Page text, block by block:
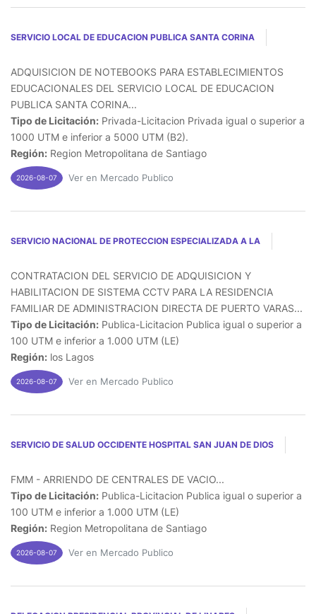
SERVICIO LOCAL DE EDUCACION PUBLICA SANTA CORINA
ADQUISICION DE NOTEBOOKS PARA ESTABLECIMIENTOS
EDUCACIONALES DEL SERVICIO LOCAL DE EDUCACION
PUBLICA SANTA CORINA...
Tipo de Licitación: Privada-Licitacion Privada igual o superior a
1000 UTM e inferior a 5000 UTM (B2).
Región: Region Metropolitana de Santiago
2026-08-07 Ver en Mercado Publico
SERVICIO NACIONAL DE PROTECCION ESPECIALIZADA A LA
CONTRATACION DEL SERVICIO DE ADQUISICION Y
HABILITACION DE SISTEMA CCTV PARA LA RESIDENCIA
FAMILIAR DE ADMINISTRACION DIRECTA DE PUERTO VARAS...
Tipo de Licitación: Publica-Licitacion Publica igual o superior a
100 UTM e inferior a 1.000 UTM (LE)
Región: los Lagos
2026-08-07 Ver en Mercado Publico
SERVICIO DE SALUD OCCIDENTE HOSPITAL SAN JUAN DE DIOS
FMM - ARRIENDO DE CENTRALES DE VACIO...
Tipo de Licitación: Publica-Licitacion Publica igual o superior a
100 UTM e inferior a 1.000 UTM (LE)
Región: Region Metropolitana de Santiago
2026-08-07 Ver en Mercado Publico